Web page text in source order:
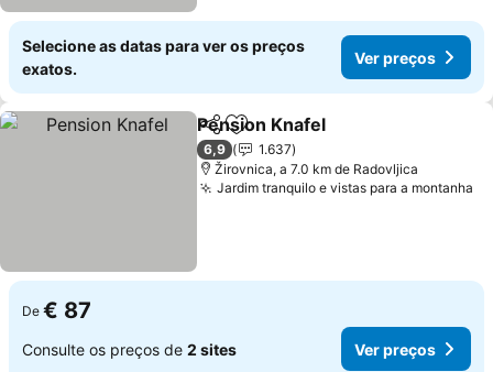
Selecione as datas para ver os preços
exatos.
Ver preços
PartilharAdicionar aos favoritos
Pension Knafel
6,9
1.637
Žirovnica, a 7.0 km de Radovljica
Jardim tranquilo e vistas para a montanha
De € 87
Consulte os preços de 2 sites Ver preços